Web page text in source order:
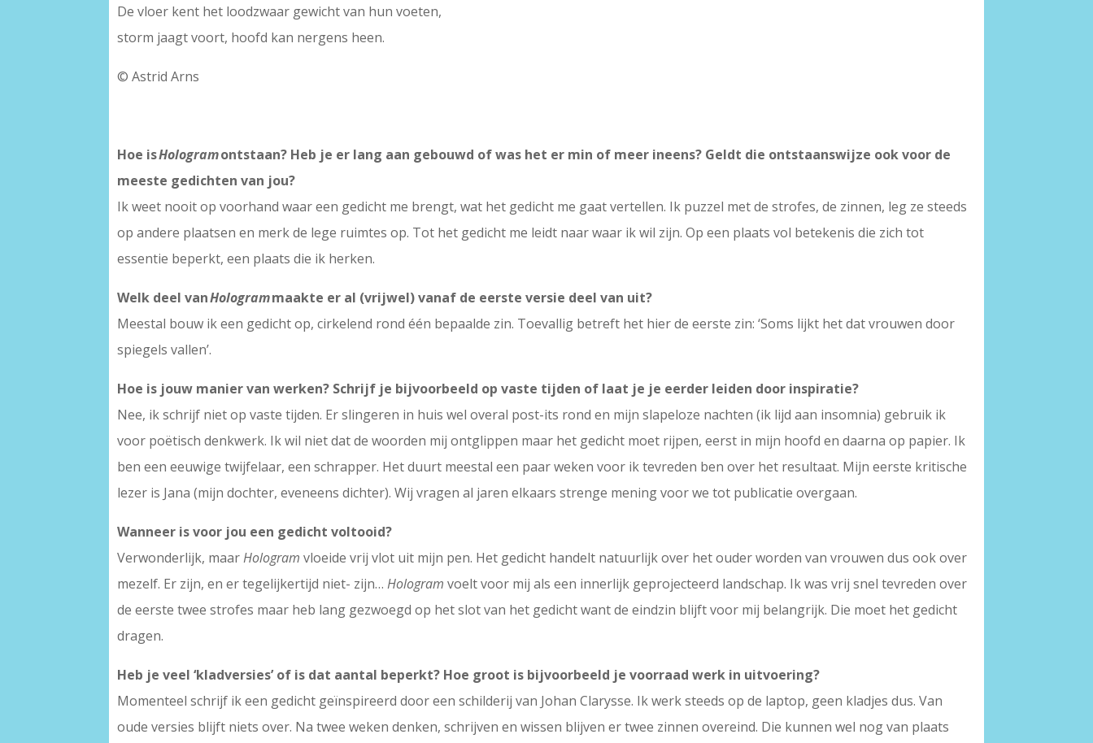
De vloer kent het loodzwaar gewicht van hun voeten,
storm jaagt voort, hoofd kan nergens heen.
© Astrid Arns
Hoe isHologramontstaan? Heb je er lang aan gebouwd of was het er min of meer ineens? Geldt die ontstaanswijze ook voor de
meeste gedichten van jou?
Ik weet nooit op voorhand waar een gedicht me brengt, wat het gedicht me gaat vertellen. Ik puzzel met de strofes, de zinnen, leg ze steeds
op andere plaatsen en merk de lege ruimtes op. Tot het gedicht me leidt naar waar ik wil zijn. Op een plaats vol betekenis die zich tot
essentie beperkt, een plaats die ik herken.
Welk deel vanHologrammaakte er al (vrijwel) vanaf de eerste versie deel van uit?
Meestal bouw ik een gedicht op, cirkelend rond één bepaalde zin. Toevallig betreft het hier de eerste zin: ‘Soms lijkt het dat vrouwen door
spiegels vallen’.
Hoe is jouw manier van werken? Schrijf je bijvoorbeeld op vaste tijden of laat je je eerder leiden door inspiratie?
Nee, ik schrijf niet op vaste tijden. Er slingeren in huis wel overal post-its rond en mijn slapeloze nachten (ik lijd aan insomnia) gebruik ik
voor poëtisch denkwerk. Ik wil niet dat de woorden mij ontglippen maar het gedicht moet rijpen, eerst in mijn hoofd en daarna op papier. Ik
ben een eeuwige twijfelaar, een schrapper. Het duurt meestal een paar weken voor ik tevreden ben over het resultaat. Mijn eerste kritische
lezer is Jana (mijn dochter, eveneens dichter). Wij vragen al jaren elkaars strenge mening voor we tot publicatie overgaan.
Wanneer is voor jou een gedicht voltooid?
Verwonderlijk, maarHologram vloeide vrij vlot uit mijn pen. Het gedicht handelt natuurlijk over het ouder worden van vrouwen dus ook over
mezelf. Er zijn, en er tegelijkertijd niet- zijn…Hologram voelt voor mij als een innerlijk geprojecteerd landschap. Ik was vrij snel tevreden over
de eerste twee strofes maar heb lang gezwoegd op het slot van het gedicht want de eindzin blijft voor mij belangrijk. Die moet het gedicht
dragen.
Heb je veel ‘kladversies’ of is dat aantal beperkt? Hoe groot is bijvoorbeeld je voorraad werk in uitvoering?
Momenteel schrijf ik een gedicht geïnspireerd door een schilderij van Johan Clarysse. Ik werk steeds op de laptop, geen kladjes dus. Van
oude versies blijft niets over. Na twee weken denken, schrijven en wissen blijven er twee zinnen overeind. Die kunnen wel nog van plaats